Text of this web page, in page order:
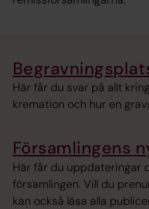
Här får du svar på allt
kremation och hur en
Församlingens
Här får du uppdateringar
församlingen. Vill du
kan också läsa alla